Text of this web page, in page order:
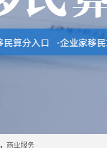
， 商业服务